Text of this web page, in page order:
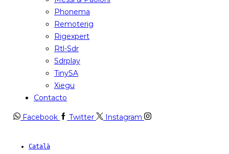
Phonema
Remoterig
Rigexpert
Rtl-Sdr
Sdrplay
TinySA
Xiegu
Contacto
Facebook Twitter Instagram
Català